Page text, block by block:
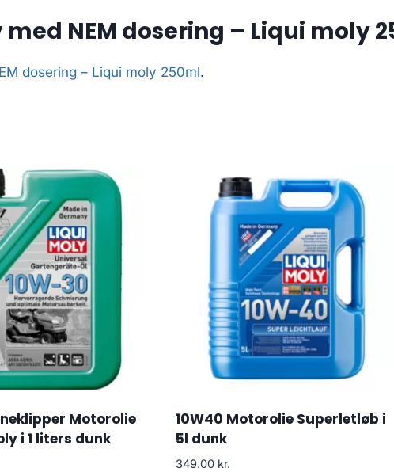
NEM dosering – Liqui moly
dosering – Liqui moly 250ml.
Motorolie
i 1 liters dunk
10W40 Motorolie Superletløb i
5l dunk
349.00 kr.